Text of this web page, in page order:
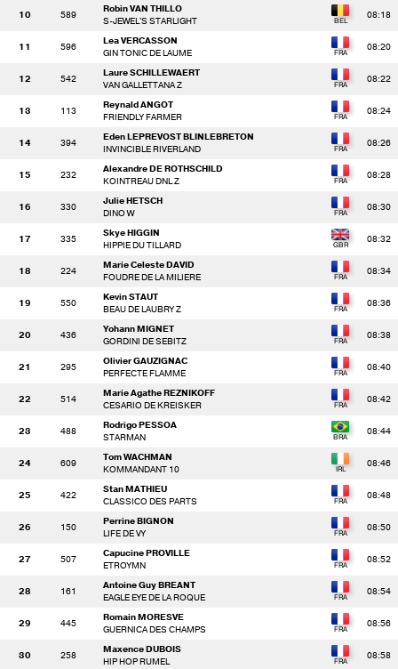
10 589
Robin VAN THILLO
S-JEWEL'S STARLIGHT
08:18
11 596
Lea VERCASSON
GIN TONIC DE LAUME
08:20
12 542
Laure SCHILLEWAERT
VAN GALLETTANA Z
08:22
13 113
Reynald ANGOT
FRIENDLY FARMER
08:24
14 394
Eden LEPREVOST BLINLEBRETON
INVINCIBLE RIVERLAND
08:26
15 232
Alexandre DE ROTHSCHILD
KOINTREAU DNL Z
08:28
16 330
Julie HETSCH
DINO W
08:30
17 335
Skye HIGGIN
HIPPIE DU TILLARD
08:32
18 224
Marie Celeste DAVID
FOUDRE DE LA MILIERE
08:34
19 550
Kevin STAUT
BEAU DE LAUBRY Z
08:36
20 436
Yohann MIGNET
GORDINI DE SEBITZ
08:38
21 295
Olivier GAUZIGNAC
PERFECTE FLAMME
08:40
22 514
Marie Agathe REZNIKOFF
CESARIO DE KREISKER
08:42
23 488
Rodrigo PESSOA
STARMAN
08:44
24 609
Tom WACHMAN
KOMMANDANT 10
08:46
25 422
Stan MATHIEU
CLASSICO DES PARTS
08:48
26 150
Perrine BIGNON
LIFE DE VY
08:50
27 507
Capucine PROVILLE
ETROYMN
08:52
28 161
Antoine Guy BREANT
EAGLE EYE DE LA ROQUE
08:54
29 445
Romain MORESVE
GUERNICA DES CHAMPS
08:56
30 258
Maxence DUBOIS
HIP HOP RUMEL
08:58